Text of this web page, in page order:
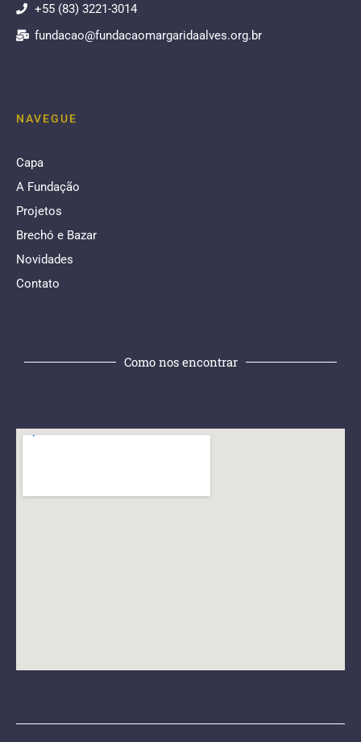
+55 (83) 3221-3014
fundacao@fundacaomargaridaalves.org.br
NAVEGUE
Capa
A Fundação
Projetos
Brechó e Bazar
Novidades
Contato
Como nos encontrar